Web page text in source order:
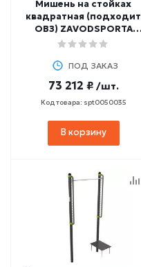
Мишень на стойках
квадратная (подходит
ОВЗ) ZAVODSPORTA
W353 GTO
ПОД ЗАКАЗ
73 212 ₽ /шт.
Код товара: spt0050035
В корзину